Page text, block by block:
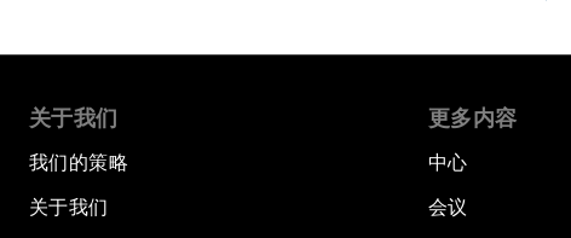
关于我们
我们的策略
关于我们
更多内容
中心
会议